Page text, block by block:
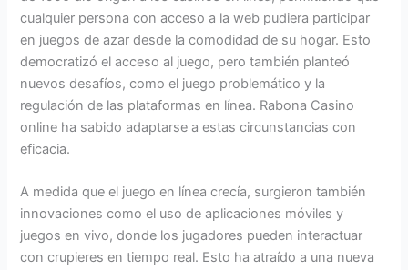
cualquier persona con acceso a la web pudiera participar
en juegos de azar desde la comodidad de su hogar. Esto
democratizó el acceso al juego, pero también planteó
nuevos desafíos, como el juego problemático y la
regulación de las plataformas en línea. Rabona Casino
online ha sabido adaptarse a estas circunstancias con
eficacia.
A medida que el juego en línea crecía, surgieron también
innovaciones como el uso de aplicaciones móviles y
juegos en vivo, donde los jugadores pueden interactuar
con crupieres en tiempo real. Esto ha atraído a una nueva